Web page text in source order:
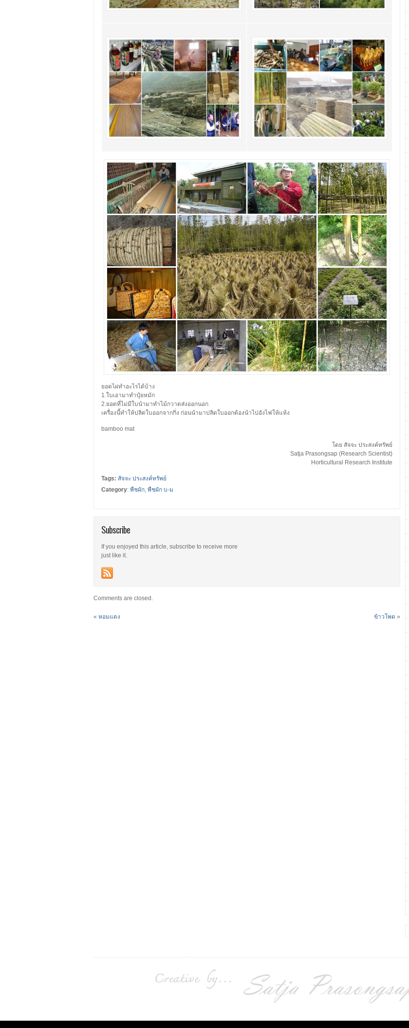
ยอดไผ่ทำอะไรได้บ้าง
1.ใบเอามาทำปุ๋ยหมัก
2.ยอดที่ไม่มีใบนำมาทำไม้กวาดส่งออกนอก
เครื่องนี้ทำให้ปลิดใบออกจากกิ่ง ก่อนนำมาปลิดใบออกต้องนำไปอังไฟให้แห้ง
bamboo mat
โดย สัจจะ ประสงค์ทรัพย์
Satja Prasongsap (Research Scientist)
Horticultural Research Institute
Tags: สัจจะ ประสงค์ทรัพย์
Category: พืชผัก, พืชผัก บ-ม
Subscribe
If you enjoyed this article, subscribe to receive more
just like it.
Comments are closed.
« หอมแดง ข้าวโพด »